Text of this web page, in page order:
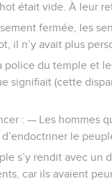
était vide. À leur
fermée, les
il n’y avait plus
du temple et
signifiait (cette
: — Les hommes
le
s’y rendit avec un
car ils avaient